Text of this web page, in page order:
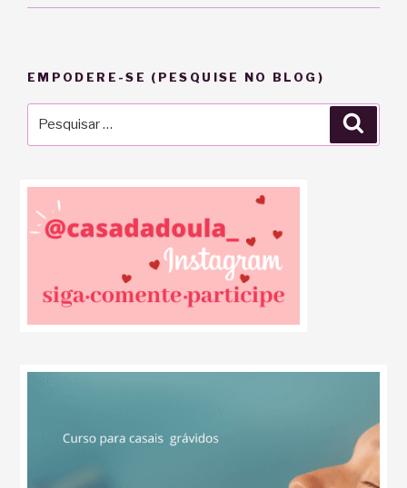
EMPODERE-SE (PESQUISE NO BLOG)